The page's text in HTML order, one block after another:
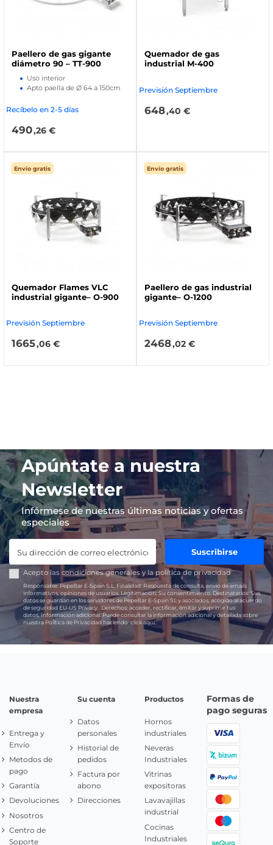
Paellero de gas gigante
diámetro 90 – TT-900
Uso interior
Apto paella de Ø 64 a 150cm
Recíbelo en 2-5 días
490,26 €
Quemador de gas
industrial M-400
Previsión Septiembre
648,40 €
Envío gratis
Quemador Flames VLC
industrial gigante– O-900
Previsión Septiembre
1665,06 €
Envío gratis
Paellero de gas industrial
gigante– O-1200
Previsión Septiembre
2468,02 €
Apúntate a nuestra
Newsletter
Infórmese de nuestras últimas noticias y ofertas
especiales
Suscribirse
Acepto las condiciones generales y lapolítica de privacidad
Responsable:PepeBar E-Spain S.L. Finalidad: Respuesta de consulta, envío de emails
informativos, opiniones de usuarios. Legitimación: Su consentimiento. Destinatarios:Sus
datos se guardan en los servidores de PepeBar E-Spain SL y asociados, acogido al acuerdo
de seguridad EU-US Privacy.
Derechos: acceder, rectificar, limitar y suprimir tus
datos.Información adicional:Puede consultar la información adicional y detallada sobre
nuestra Política de Privacidad haciendoclick aquí.
Nuestra
empresa
Entrega y
Envío
Metodos de
pago
Garantía
Devoluciones
Nosotros
Centro de
Soporte
Su cuenta
Datos
personales
Historial de
pedidos
Factura por
abono
Direcciones
Productos
Hornos
industriales
Neveras
Industriales
Vitrinas
expositoras
Lavavajillas
industrial
Cocinas
Industriales
Formas de
pago seguras